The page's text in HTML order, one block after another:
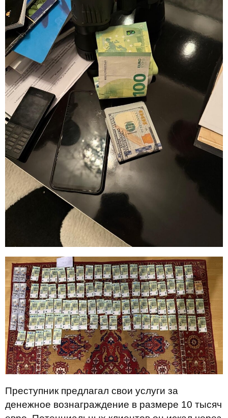
Преступник предлагал свои услуги за
денежное вознаграждение в размере 10 тысяч